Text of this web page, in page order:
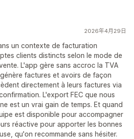
2026年4月29日
un contexte de facturation
clients distincts selon le mode de
L'app gère sans accroc la TVA
factures et avoirs de façon
directement à leurs factures via
L'export FEC que nous
est un vrai gain de temps. Et quand
est disponible pour accompagner
réactive pour apporter les bonnes
qu'on recommande sans hésiter.